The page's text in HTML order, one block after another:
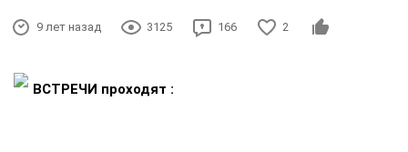
9 лет назад 3125 166 2
ВСТРЕЧИ проходят :